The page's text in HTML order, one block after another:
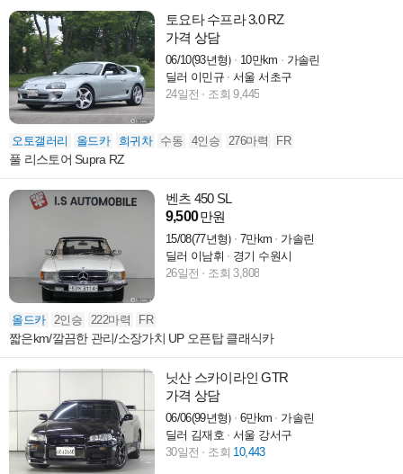
토요타 수프라 3.0 RZ
가격 상담
06/10(93년형) 10만km
가솔린
딜러 이민규
서울 서초구
24일전
조회 9,445
오토갤러리 올드카 희귀차 수동 4인승 276마력 FR
풀 리스토어 Supra RZ
벤츠 450 SL
9,500만원
15/08(77년형) 7만km
가솔린
딜러 이남휘
경기 수원시
26일전
조회 3,808
올드카 2인승 222마력 FR
짧은km/깔끔한 관리/소장가치 UP 오픈탑 클래식카
닛산 스카이라인 GTR
가격 상담
06/06(99년형) 6만km
가솔린
딜러 김재호
서울 강서구
30일전
조회 10,443